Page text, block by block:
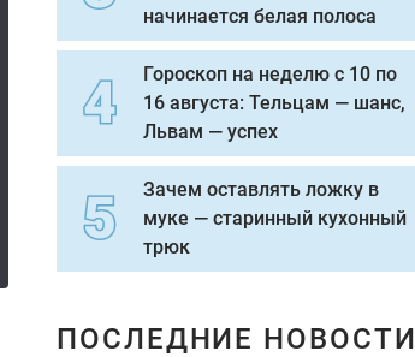
начинается белая полоса
Гороскоп на неделю с 10 по
16 августа: Тельцам — шанс,
Львам — успех
Зачем оставлять ложку в
муке — старинный кухонный
трюк
ПОСЛЕДНИЕ НОВОСТИ